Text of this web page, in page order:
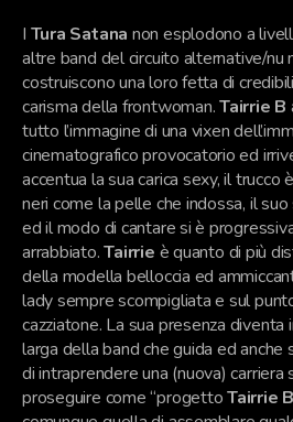
I Tura Satana non esplodono a
altre band del circuito alternative/nu
costruiscono una loro fetta di
carisma della frontwoman.Tairrie B
tutto l’immagine di una vixen
cinematografico provocatorio ed
accentua la sua carica sexy, il trucco
neri come la pelle che indossa, il
ed il modo di cantare si è
arrabbiato.Tairrie è quanto di più
della modella belloccia ed
lady sempre scompigliata e sul
cazziatone. La sua presenza
larga della band che guida ed anche
di intraprendere una (nuova)
proseguire come “progettoTairrie